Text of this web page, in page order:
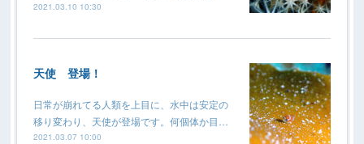
2021.03.10 10:30
天使 登場！
日常が崩れてる人類を上目に、水中は安定の
移り変わり、天使が登場です。何個体か目…
2021.03.07 10:00